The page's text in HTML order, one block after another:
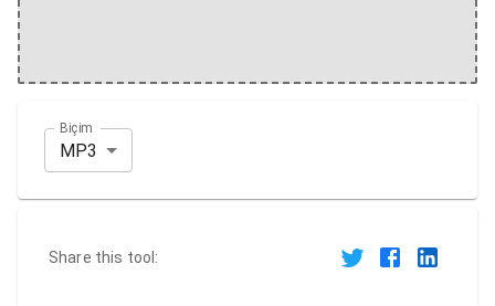
Biçim
MP3
Share this tool: